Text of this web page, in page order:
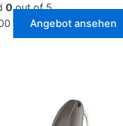
0out of 5
Angebot ansehen